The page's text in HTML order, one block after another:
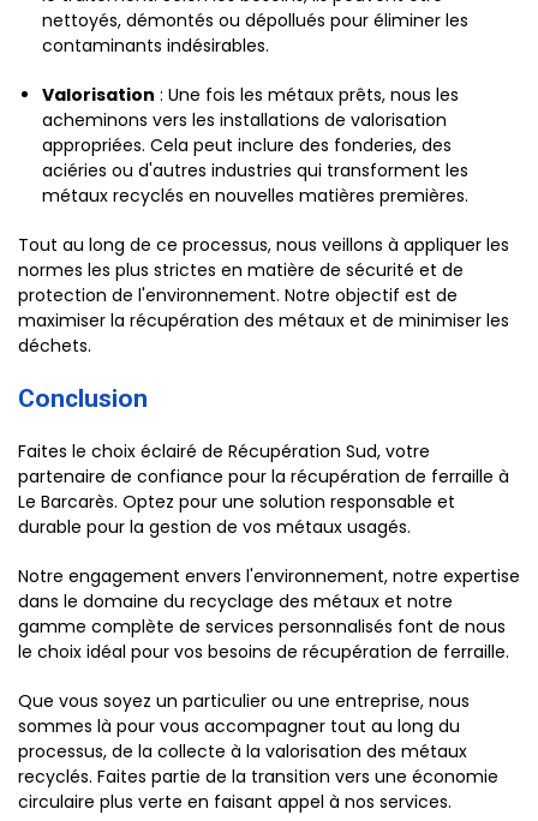
nettoyés, démontés ou dépollués pour éliminer les
contaminants indésirables.
Valorisation : Une fois les métaux prêts, nous les
acheminons vers les installations de valorisation
appropriées. Cela peut inclure des fonderies, des
aciéries ou d'autres industries qui transforment les
métaux recyclés en nouvelles matières premières.
Tout au long de ce processus, nous veillons à appliquer les
normes les plus strictes en matière de sécurité et de
protection de l'environnement. Notre objectif est de
maximiser la récupération des métaux et de minimiser les
déchets.
Conclusion
Faites le choix éclairé de Récupération Sud, votre
partenaire de confiance pour la récupération de ferraille à
Le Barcarès. Optez pour une solution responsable et
durable pour la gestion de vos métaux usagés.
Notre engagement envers l'environnement, notre expertise
dans le domaine du recyclage des métaux et notre
gamme complète de services personnalisés font de nous
le choix idéal pour vos besoins de récupération de ferraille.
Que vous soyez un particulier ou une entreprise, nous
sommes là pour vous accompagner tout au long du
processus, de la collecte à la valorisation des métaux
recyclés. Faites partie de la transition vers une économie
circulaire plus verte en faisant appel à nos services.